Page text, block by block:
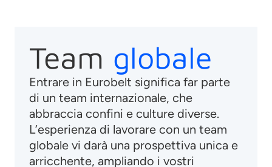
Team globale
Entrare in Eurobelt significa far parte
di un team internazionale, che
abbraccia confini e culture diverse.
L’esperienza di lavorare con un team
globale vi darà una prospettiva unica e
arricchente, ampliando i vostri